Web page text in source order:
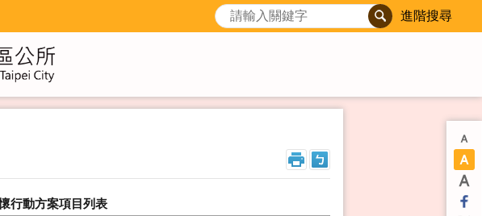
進階搜尋
行動方案項目列表